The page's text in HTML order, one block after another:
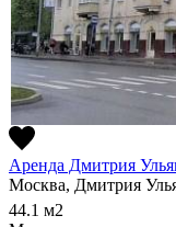
Аренда Дмитрия
Москва, Дмитрия
44.1 м2